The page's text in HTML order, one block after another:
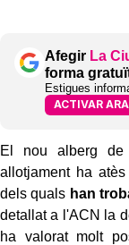
Afegir La
forma
Estigues
ACTIVAR ARA
El nou alberg de
allotjament ha
dels quals han
detallat a l'ACN la
ha valorat molt